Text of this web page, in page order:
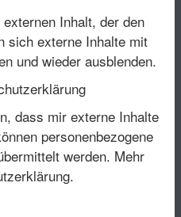
Inhalt, der den
sich externe Inhalte mit
und wieder ausblenden.
dass mir externe Inhalte
personenbezogene
werden. Mehr